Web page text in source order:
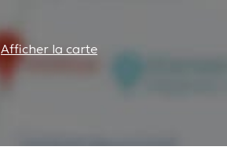
Afficher la carte